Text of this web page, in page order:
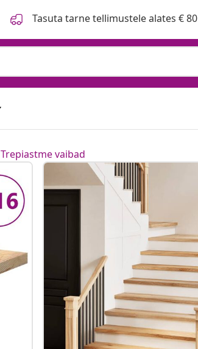
Tasuta tarne tellimustele alates € 80
Trepiastme vaibad